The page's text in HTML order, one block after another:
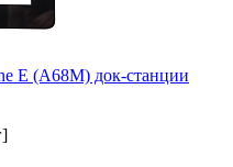
E (A68M) док-станции